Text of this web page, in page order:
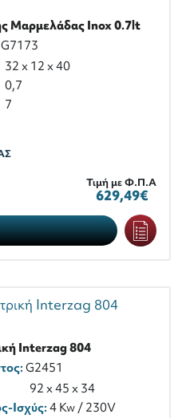
Μαρμελάδας Inox 0.7lt
G7173
32 x 12 x 40
0,7
7
Τιμή με Φ.Π.Α
629,49€
Interzag 804
G2451
92 x 45 x 34
Ισχύς:4 Kw / 230V